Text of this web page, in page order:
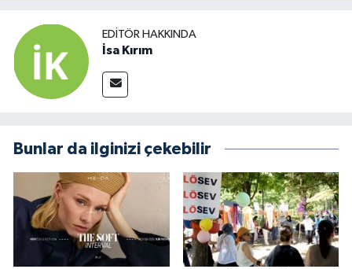
EDITÖR HAKKINDA
İsa Kırım
Bunlar da ilginizi çekebilir